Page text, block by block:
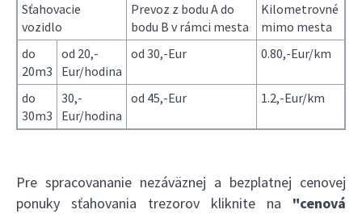
Sťahovacie
vozidlo
Prevoz z bodu A do
bodu B v rámci mesta
Kilometrovné
mimo mesta
do
20m3
od 20,-
Eur/hodina
od 30,-Eur 0.80,-Eur/km
do
30m3
30,-
Eur/hodina
od 45,-Eur 1.2,-Eur/km
Pre spracovananie nezáväznej a bezplatnej cenovej
ponuky sťahovania trezorov kliknite na "cenová